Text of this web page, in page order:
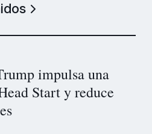
impulsa una
Start y reduce